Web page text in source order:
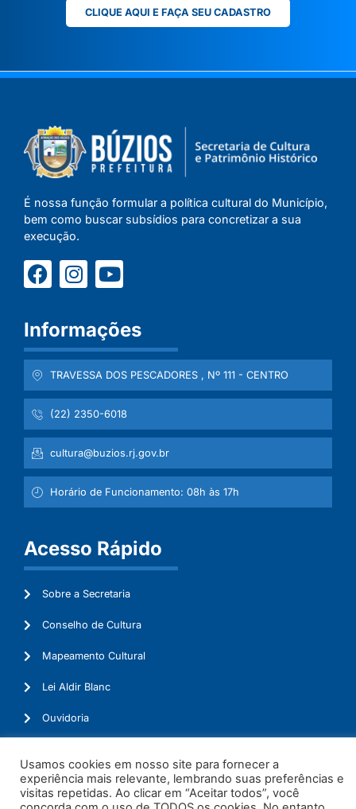
CLIQUE AQUI E FAÇA SEU CADASTRO
É nossa função formular a política cultural do Município,
bem como buscar subsídios para concretizar a sua
execução.
Informações
TRAVESSA DOS PESCADORES , Nº 111 - CENTRO
(22) 2350-6018
cultura@buzios.rj.gov.br
Horário de Funcionamento: 08h às 17h
Acesso Rápido
Sobre a Secretaria
Conselho de Cultura
Mapeamento Cultural
Lei Aldir Blanc
Ouvidoria
Usamos cookies em nosso site para fornecer a
experiência mais relevante, lembrando suas preferências e
visitas repetidas. Ao clicar em “Aceitar todos”, você